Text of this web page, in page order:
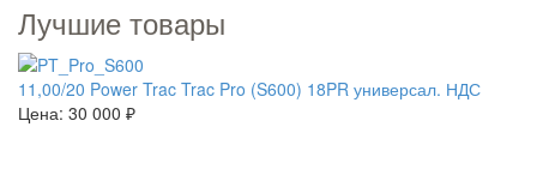
Лучшие товары
11,00/20 Power Trac Trac Pro (S600) 18PR универсал. НДС
Цена: 30 000 ₽